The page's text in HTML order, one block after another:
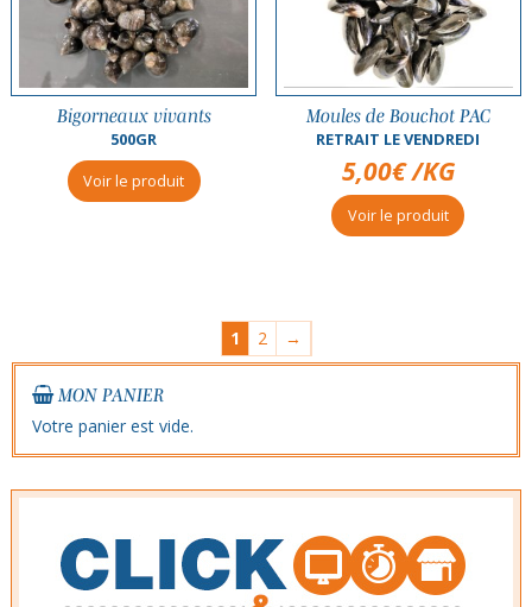
Bigorneaux vivants
500GR
Voir le produit
Moules de Bouchot PAC
RETRAIT LE VENDREDI
5,00€/KG
Voir le produit
1 2 →
MON PANIER
Votre panier est vide.